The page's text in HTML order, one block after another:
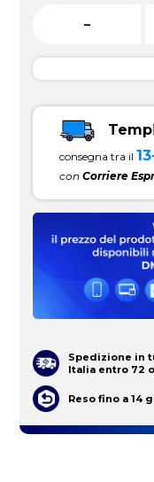
-
consegna tra il
conCorriere
Spedizione in
Italia entro 72
Reso fino a 14